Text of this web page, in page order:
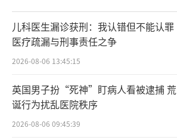
儿科医生漏诊获刑：我认错但不能认罪
医疗疏漏与刑事责任之争
2026-08-06 13:45:15
英国男子扮“死神”盯病人看被逮捕 荒
诞行为扰乱医院秩序
2026-08-06 09:45:39